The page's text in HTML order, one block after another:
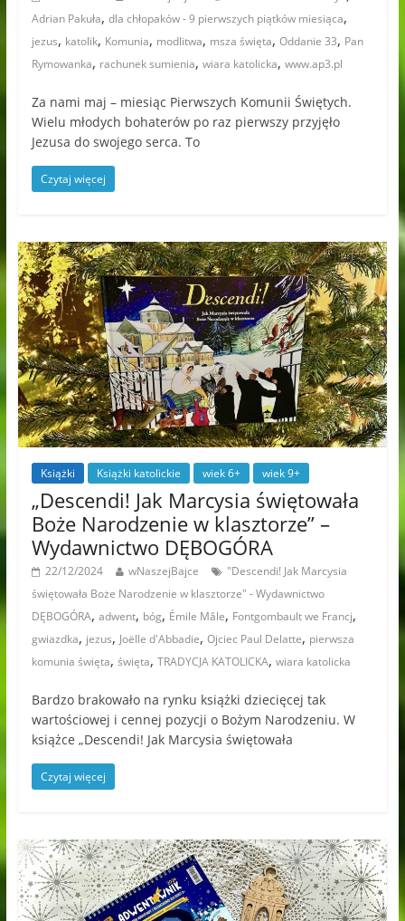
Adrian Pakuła, dla chłopaków - 9 pierwszych piątków miesiąca,
jezus, katolik, Komunia, modlitwa, msza święta, Oddanie 33, Pan
Rymowanka, rachunek sumienia, wiara katolicka, www.ap3.pl
Za nami maj – miesiąc Pierwszych Komunii Świętych.
Wielu młodych bohaterów po raz pierwszy przyjęło
Jezusa do swojego serca. To
Czytaj więcej
Książki Książki katolickie wiek 6+ wiek 9+
„Descendi! Jak Marcysia świętowała
Boże Narodzenie w klasztorze” –
Wydawnictwo DĘBOGÓRA
22/12/2024 wNaszejBajce
"Descendi! Jak Marcysia
świętowała Boże Narodzenie w klasztorze" - Wydawnictwo
DĘBOGÓRA, adwent, bóg, Émile Mâle, Fontgombault we Francj,
gwiazdka, jezus, Joëlle d'Abbadie, Ojciec Paul Delatte, pierwsza
komunia święta, święta, TRADYCJA KATOLICKA, wiara katolicka
Bardzo brakowało na rynku książki dziecięcej tak
wartościowej i cennej pozycji o Bożym Narodzeniu. W
książce „Descendi! Jak Marcysia świętowała
Czytaj więcej